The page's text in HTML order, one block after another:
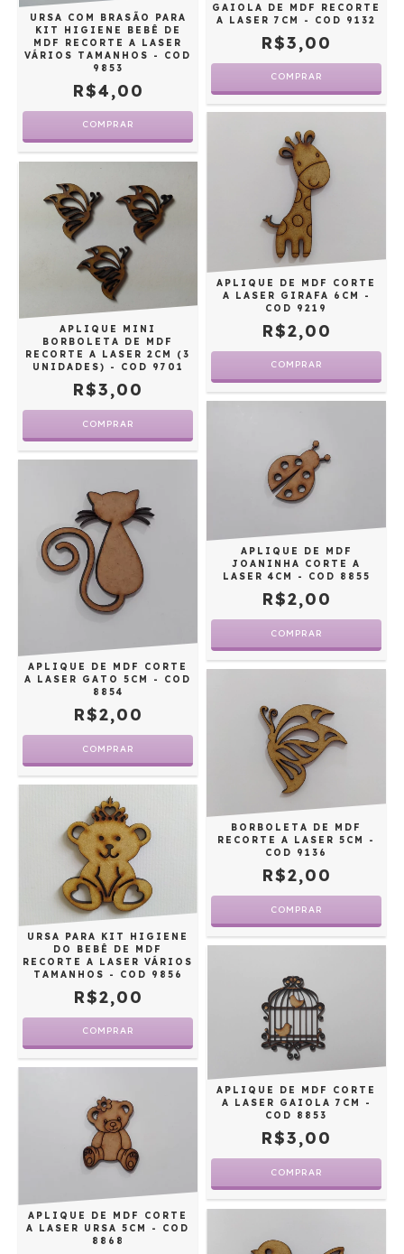
URSA COM BRASÃO PARA
KIT HIGIENE BEBÊ DE
MDF RECORTE A LASER
VÁRIOS TAMANHOS - COD
9853
R$4,00
COMPRAR
GAIOLA DE MDF RECORTE
A LASER 7CM - COD 9132
R$3,00
APLIQUE MINI
BORBOLETA DE MDF
RECORTE A LASER 2CM (3
UNIDADES) - COD 9701
R$3,00
APLIQUE DE MDF CORTE
A LASER GIRAFA 6CM -
COD 9219
R$2,00
COMPRAR
APLIQUE DE MDF CORTE
A LASER GATO 5CM - COD
8854
R$2,00
APLIQUE DE MDF
JOANINHA CORTE A
LASER 4CM - COD 8855
R$2,00
URSA PARA KIT HIGIENE
DO BEBÊ DE MDF
RECORTE A LASER VÁRIOS
TAMANHOS - COD 9856
R$2,00
COMPRAR
BORBOLETA DE MDF
RECORTE A LASER 5CM -
COD 9136
R$2,00
APLIQUE DE MDF CORTE
A LASER URSA 5CM - COD
8868
APLIQUE DE MDF CORTE
A LASER GAIOLA 7CM -
COD 8853
R$3,00